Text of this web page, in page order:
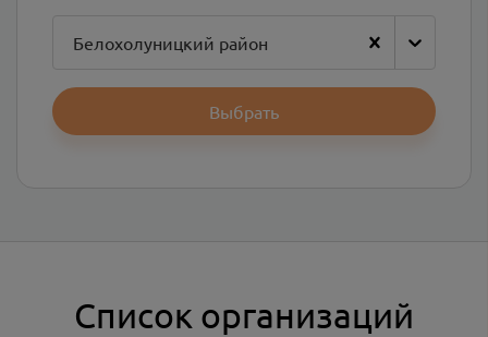
Белохолуницкий район
Выбрать
Список организаций